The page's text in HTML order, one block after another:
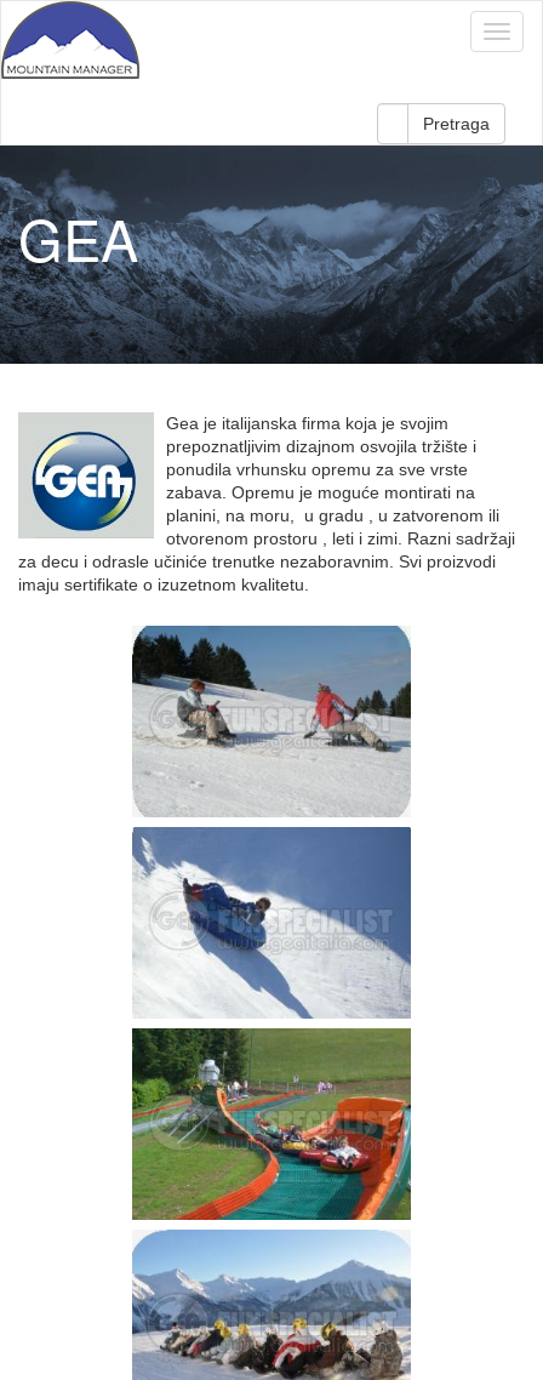
Pretraga
GEA
Gea je italijanska firma koja je svojim
prepoznatljivim dizajnom osvojila tržište i
ponudila vrhunsku opremu za sve vrste
zabava. Opremu je moguće montirati na
planini, na moru, u gradu , u zatvorenom ili
otvorenom prostoru , leti i zimi. Razni sadržaji
za decu i odrasle učiniće trenutke nezaboravnim. Svi proizvodi
imaju sertifikate o izuzetnom kvalitetu.